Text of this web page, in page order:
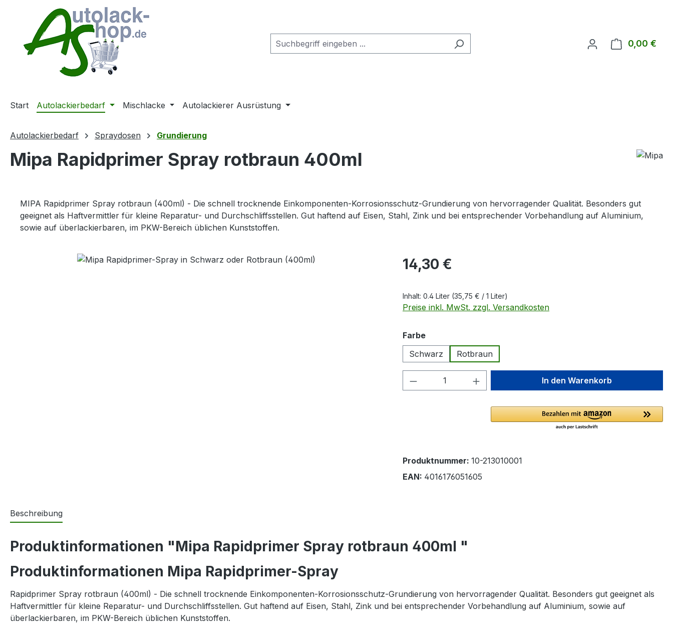
Hauptinhalt springen
Zur Suche springen
Zur Hauptnavigation springen
0,00 €
Start Autolackierbedarf Mischlacke Autolackierer Ausrüstung
Autolackierbedarf Spraydosen Grundierung
Mipa Rapidprimer Spray rotbraun 400ml
MIPA Rapidprimer Spray rotbraun (400ml) - Die schnell trocknende Einkomponenten-Korrosionsschutz-Grundierung von hervorragender Qualität. Besonders gut
geeignet als Haftvermittler für kleine Reparatur- und Durchschliffsstellen. Gut haftend auf Eisen, Stahl, Zink und bei entsprechender Vorbehandlung auf Aluminium,
sowie auf überlackierbaren, im PKW-Bereich üblichen Kunststoffen.
Bildergalerie überspringen Regulärer Preis:
14,30 €
Inhalt: 0.4 Liter (35,75 € / 1 Liter)
Preise inkl. MwSt. zzgl. Versandkosten
Farbeauswählen
Schwarz
Rotbraun
Produkt Anzahl: Gib den gewünschten Wert
In den Warenkorb
Produktnummer: 10-213010001
EAN: 4016176051605
Beschreibung
Produktinformationen "Mipa Rapidprimer Spray rotbraun 400ml "
Produktinformationen Mipa Rapidprimer-Spray
Rapidprimer Spray rotbraun (400ml) - Die schnell trocknende Einkomponenten-Korrosionsschutz-Grundierung von hervorragender Qualität. Besonders gut geeignet als
Haftvermittler für kleine Reparatur- und Durchschliffsstellen. Gut haftend auf Eisen, Stahl, Zink und bei entsprechender Vorbehandlung auf Aluminium, sowie auf
überlackierbaren, im PKW-Bereich üblichen Kunststoffen.